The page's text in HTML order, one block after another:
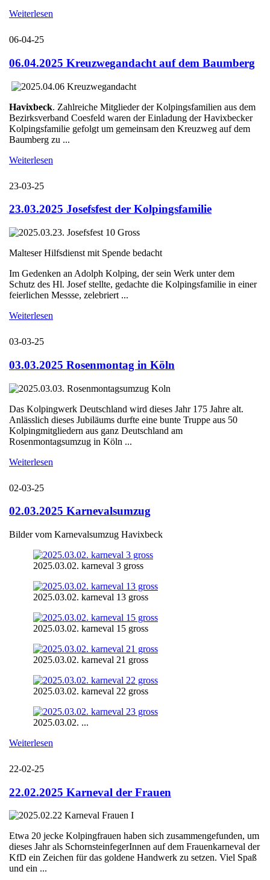
Weiterlesen
06-04-25
06.04.2025 Kreuzwegandacht auf dem Baumberg
Havixbeck. Zahlreiche Mitglieder der Kolpingsfamilien aus dem
Bezirksverband Coesfeld waren der Einladung der Havixbecker
Kolpingsfamilie gefolgt um gemeinsam den Kreuzweg auf dem
Baumberg zu ...
Weiterlesen
23-03-25
23.03.2025 Josefsfest der Kolpingsfamilie
Malteser Hilfsdienst mit Spende bedacht
Im Gedenken an Adolph Kolping, der sein Werk unter dem
Schutz des Hl. Josef stellte, gedachte die Kolpingsfamilie in einer
feierlichen Messse, zelebriert ...
Weiterlesen
03-03-25
03.03.2025 Rosenmontag in Köln
Das Kolpingwerk Deutschland wird dieses Jahr 175 Jahre alt.
Anlässlich dieses Jubiläums durfte eine bunte Truppe aus 50
Kolpingmitgliedern aus ganz Deutschland am
Rosenmontagsumzug in Köln ...
Weiterlesen
02-03-25
02.03.2025 Karnevalsumzug
Bilder vom Karnevalsumzug Havixbeck
2025.03.02. karneval 3 gross
2025.03.02. karneval 13 gross
2025.03.02. karneval 15 gross
2025.03.02. karneval 21 gross
2025.03.02. karneval 22 gross
2025.03.02. ...
Weiterlesen
22-02-25
22.02.2025 Karneval der Frauen
Etwa 20 jecke Kolpingfrauen haben sich zusammengefunden, um
dieses Jahr als SchornsteinfegerInnen auf dem Frauenkarneval der
KfD ein Zeichen für das goldene Handwerk zu setzen. Viel Spaß
und ein ...